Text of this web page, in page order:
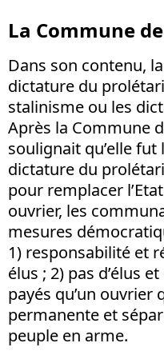
La Commune
Dans son contenu,
dictature du
stalinisme ou les
Après la Commune
soulignait qu’elle
dictature du
pour remplacer
ouvrier, les
mesures
1) responsabilité et
élus ; 2) pas d’élus
payés qu’un ouvrier
permanente et
peuple en arme.